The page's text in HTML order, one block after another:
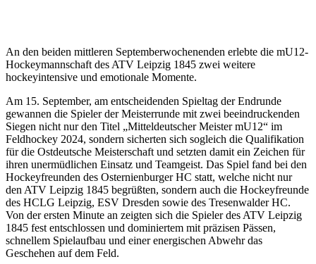
An den beiden mittleren Septemberwochenenden erlebte die mU12-
Hockeymannschaft des ATV Leipzig 1845 zwei weitere
hockeyintensive und emotionale Momente.
Am 15. September, am entscheidenden Spieltag der Endrunde
gewannen die Spieler der Meisterrunde mit zwei beeindruckenden
Siegen nicht nur den Titel „Mitteldeutscher Meister mU12“ im
Feldhockey 2024, sondern sicherten sich sogleich die Qualifikation
für die Ostdeutsche Meisterschaft und setzten damit ein Zeichen für
ihren unermüdlichen Einsatz und Teamgeist. Das Spiel fand bei den
Hockeyfreunden des Osternienburger HC statt, welche nicht nur
den ATV Leipzig 1845 begrüßten, sondern auch die Hockeyfreunde
des HCLG Leipzig, ESV Dresden sowie des Tresenwalder HC.
Von der ersten Minute an zeigten sich die Spieler des ATV Leipzig
1845 fest entschlossen und dominiertem mit präzisen Pässen,
schnellem Spielaufbau und einer energischen Abwehr das
Geschehen auf dem Feld.